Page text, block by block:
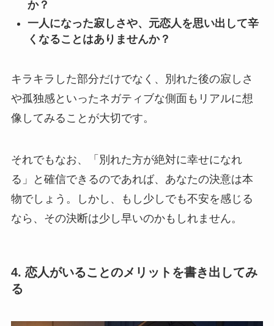
か？
一人になった寂しさや、元恋人を思い出して辛
くなることはありませんか？
キラキラした部分だけでなく、別れた後の寂しさ
や孤独感といったネガティブな側面もリアルに想
像してみることが大切です。
それでもなお、「別れた方が絶対に幸せになれ
る」と確信できるのであれば、あなたの決意は本
物でしょう。しかし、もし少しでも不安を感じる
なら、その決断は少し早いのかもしれません。
4. 恋人がいることのメリットを書き出してみ
る